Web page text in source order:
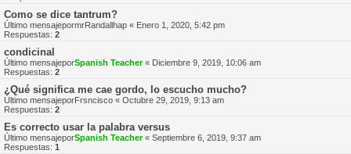
Como se dice tantrum?
Último mensajepormrRandallhap « Enero 1, 2020, 5:42 pm
Respuestas: 2
condicinal
Último mensajeporSpanish Teacher« Diciembre 9, 2019, 10:06 am
Respuestas: 2
¿Qué significa me cae gordo, lo escucho mucho?
Último mensajeporFrsncisco « Octubre 29, 2019, 9:13 am
Respuestas: 2
Es correcto usar la palabra versus
Último mensajeporSpanish Teacher« Septiembre 6, 2019, 9:37 am
Respuestas: 1